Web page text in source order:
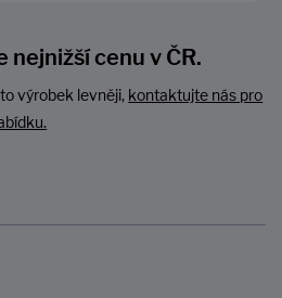
nejnižší cenu v ČR.
výrobek levněji, kontaktujte nás pro